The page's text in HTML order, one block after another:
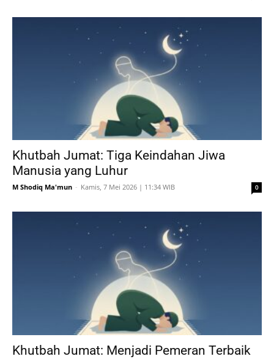
Khutbah Jumat: Tiga Keindahan Jiwa
Manusia yang Luhur
M Shodiq Ma'mun - Kamis, 7 Mei 2026 | 11:34 WIB 0
Khutbah Jumat: Menjadi Pemeran Terbaik